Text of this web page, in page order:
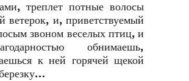
треплет потные волосы
ветерок, и, приветствуемый
звоном веселых птиц, и
обнимаешь,
к ней горячей щекой